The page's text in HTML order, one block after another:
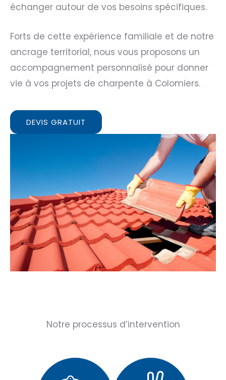
échanger autour de vos besoins spécifiques.
Forts de cette expérience familiale et de notre
ancrage territorial, nous vous proposons un
accompagnement personnalisé pour donner
vie à vos projets de charpente à Colomiers.
DEVIS GRATUIT
Notre processus d’intervention